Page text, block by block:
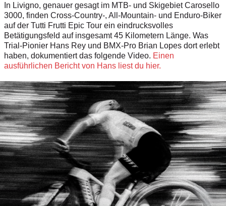
In Livigno, genauer gesagt im MTB- und Skigebiet Carosello
3000, finden Cross-Country-, All-Mountain- und Enduro-Biker
auf der Tutti Frutti Epic Tour ein eindrucksvolles
Betätigungsfeld auf insgesamt 45 Kilometern Länge. Was
Trial-Pionier Hans Rey und BMX-Pro Brian Lopes dort erlebt
haben, dokumentiert das folgende Video. Einen
ausführlichen Bericht von Hans liest du hier.